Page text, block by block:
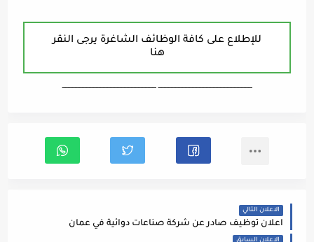
للإطلاع على كافة الوظائف الشاغرة يرجى النقر
هنا
ـــــــــــــــــــــــــــــــــــــــــــــــــــــــــــــــــــ ـــــــــــــــــــــــــــــــــــــــــــــــــــــــــــــــــــ
الاعلان التالي
اعلان توظيف صادر عن شركة صناعات دوائية في عمان